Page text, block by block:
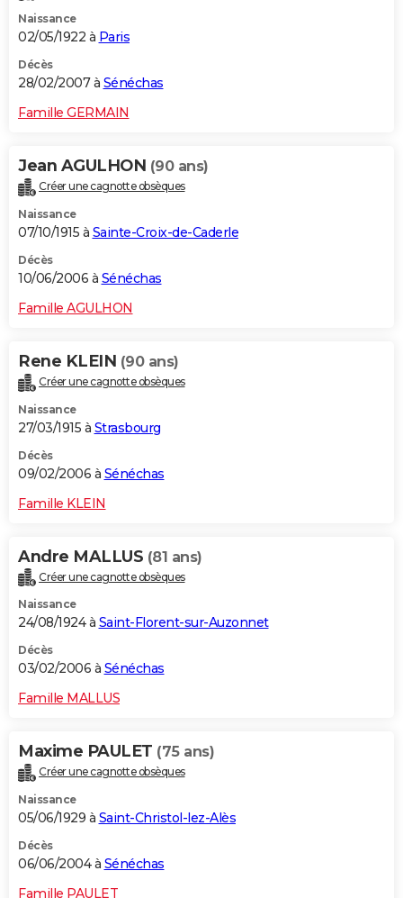
Naissance
02/05/1922 à Paris
Décès
28/02/2007 à Sénéchas
Famille GERMAIN
Jean AGULHON (90 ans)
Créer une cagnotte obsèques
Naissance
07/10/1915 à Sainte-Croix-de-Caderle
Décès
10/06/2006 à Sénéchas
Famille AGULHON
Rene KLEIN (90 ans)
Créer une cagnotte obsèques
Naissance
27/03/1915 à Strasbourg
Décès
09/02/2006 à Sénéchas
Famille KLEIN
Andre MALLUS (81 ans)
Créer une cagnotte obsèques
Naissance
24/08/1924 à Saint-Florent-sur-Auzonnet
Décès
03/02/2006 à Sénéchas
Famille MALLUS
Maxime PAULET (75 ans)
Créer une cagnotte obsèques
Naissance
05/06/1929 à Saint-Christol-lez-Alès
Décès
06/06/2004 à Sénéchas
Famille PAULET